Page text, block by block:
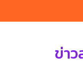
ข่า